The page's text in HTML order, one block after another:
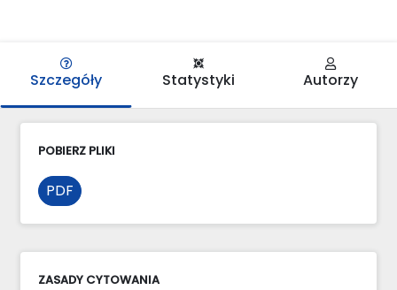
Szczegóły Statystyki Autorzy
POBIERZ PLIKI
PDF
ZASADY CYTOWANIA